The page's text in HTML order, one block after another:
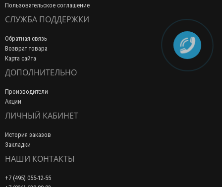
Пользовательское соглашение
СЛУЖБА ПОДДЕРЖКИ
Обратная связь
Возврат товара
Карта сайта
ДОПОЛНИТЕЛЬНО
Производители
Акции
ЛИЧНЫЙ КАБИНЕТ
История заказов
Закладки
НАШИ КОНТАКТЫ
+7 (495) 055-12-55